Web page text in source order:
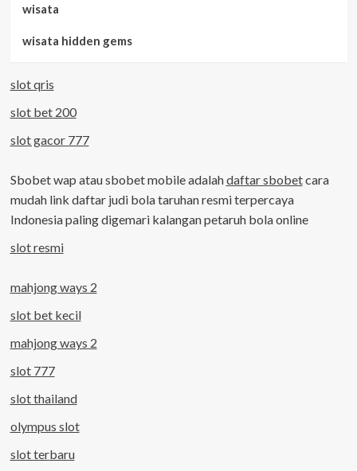
wisata
wisata hidden gems
slot qris
slot bet 200
slot gacor 777
Sbobet wap atau sbobet mobile adalahdaftar sbobetcara
mudah link daftar judi bola taruhan resmi terpercaya
Indonesia paling digemari kalangan petaruh bola online
slot resmi
mahjong ways 2
slot bet kecil
mahjong ways 2
slot 777
slot thailand
olympus slot
slot terbaru